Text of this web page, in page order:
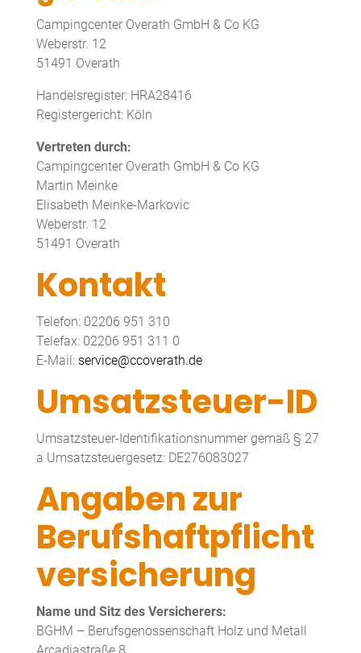
Campingcenter Overath GmbH & Co KG
Weberstr. 12
51491 Overath
Handelsregister: HRA28416
Registergericht: Köln
Vertreten durch:
Campingcenter Overath GmbH & Co KG
Martin Meinke
Elisabeth Meinke-Markovic
Weberstr. 12
51491 Overath
Kontakt
Telefon: 02206 951 310
Telefax: 02206 951 311 0
E-Mail: service@ccoverath.de
Umsatzsteuer-ID
Umsatzsteuer-Identifikationsnummer gemäß § 27
a Umsatzsteuergesetz: DE276083027
Angaben zur
Berufshaftpflicht
versicherung
Name und Sitz des Versicherers:
BGHM – Berufsgenossenschaft Holz und Metall